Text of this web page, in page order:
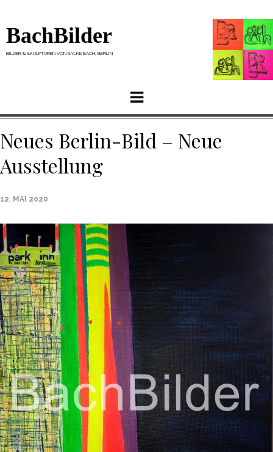
BachBilder
BILDER & SKULPTUREN VON SYLKE BACH, BERLIN
Menu
Neues Berlin-Bild – Neue
Ausstellung
12. MAI 2020